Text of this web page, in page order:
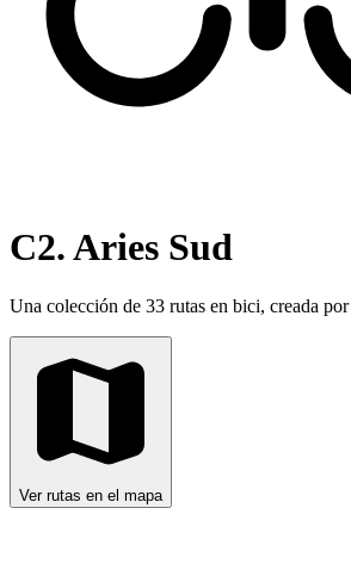
C2. Aries Sud
Una colección de 33 rutas en bici, creada por
Ver rutas en el mapa